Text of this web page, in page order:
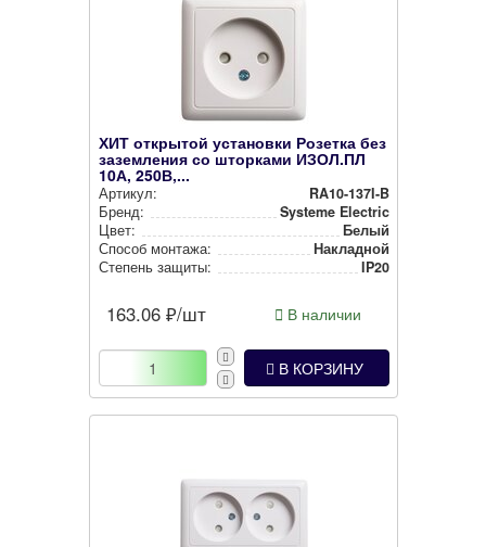
ХИТ открытой установки Розетка без
заземления со шторками ИЗОЛ.ПЛ
10А, 250В,...
Артикул:
RA10-137I-B
Бренд:
Systeme Electric
Цвет:
Белый
Способ монтажа:
Накладной
Степень защиты:
IP20
163.06 ₽/шт В наличии
В КОРЗИНУ